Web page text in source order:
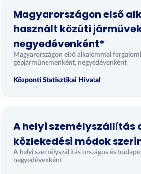
Magyarországon első
használt közúti
negyedévenként*
Magyarországon első alkalommal
gépjárműnemenként, negyedévenként
Központi Statisztikai Hivatal
A helyi személyszállítás
közlekedési módok
A helyi személyszállítás országos és
negyedévenként